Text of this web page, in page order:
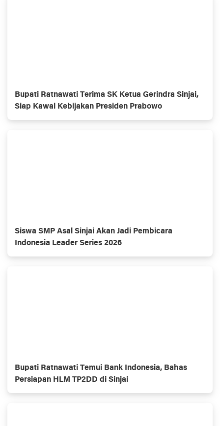
Bupati Ratnawati Terima SK Ketua Gerindra Sinjai,
Siap Kawal Kebijakan Presiden Prabowo
Siswa SMP Asal Sinjai Akan Jadi Pembicara
Indonesia Leader Series 2026
Bupati Ratnawati Temui Bank Indonesia, Bahas
Persiapan HLM TP2DD di Sinjai